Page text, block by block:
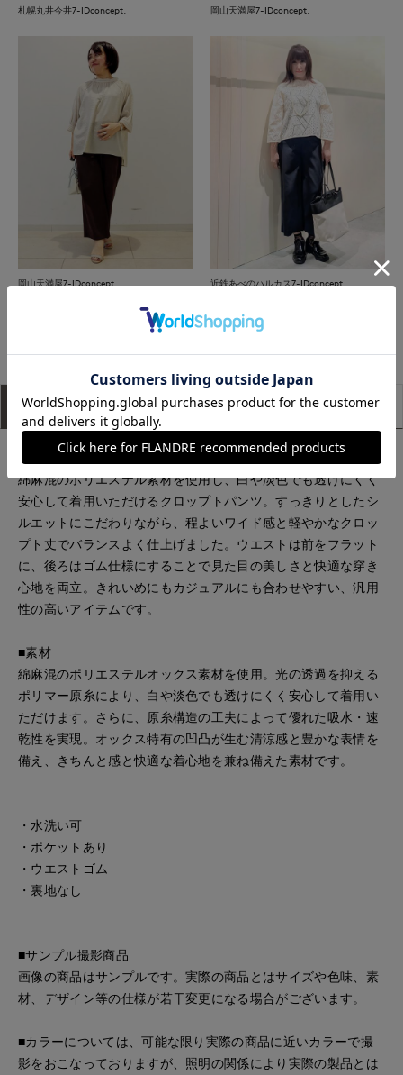
札幌丸井今井7-IDconcept. 岡山天満屋7-IDconcept.
岡山天満屋7-IDconcept. 近鉄あべのハルカス7-IDconcept.
もっと見る
アイテム説明 サイズ詳細 購入レビュー
■デザイン
綿麻混のポリエステル素材を使用し、白や淡色でも透けにくく
安心して着用いただけるクロップトパンツ。すっきりとしたシ
ルエットにこだわりながら、程よいワイド感と軽やかなクロッ
プト丈でバランスよく仕上げました。ウエストは前をフラット
に、後ろはゴム仕様にすることで見た目の美しさと快適な穿き
心地を両立。きれいめにもカジュアルにも合わせやすい、汎用
性の高いアイテムです。
■素材
綿麻混のポリエステルオックス素材を使用。光の透過を抑える
ポリマー原糸により、白や淡色でも透けにくく安心して着用い
ただけます。さらに、原糸構造の工夫によって優れた吸水・速
乾性を実現。オックス特有の凹凸が生む清涼感と豊かな表情を
備え、きちんと感と快適な着心地を兼ね備えた素材です。
・水洗い可
・ポケットあり
・ウエストゴム
・裏地なし
■サンプル撮影商品
画像の商品はサンプルです。実際の商品とはサイズや色味、素
材、デザイン等の仕様が若干変更になる場合がございます。
■カラーについては、可能な限り実際の商品に近いカラーで撮
影をおこなっておりますが、照明の関係により実際の製品とは